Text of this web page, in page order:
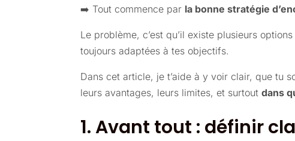
➡️ Tout commence par la bonne stratégie
Le problème, c’est qu’il existe plusieurs
toujours adaptées à tes objectifs.
Dans cet article, je t’aide à y voir clair, que tu
leurs avantages, leurs limites, et surtoutdans
1. Avant tout : définir